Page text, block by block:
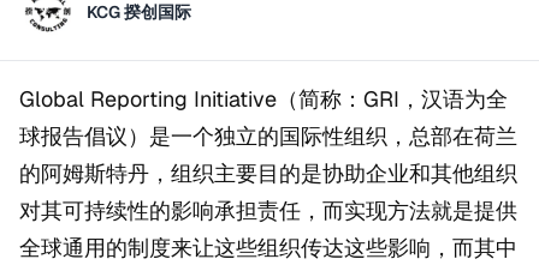
KCG 揆创国际
Global Reporting Initiative（简称：GRI，汉语为全
球报告倡议）是一个独立的国际性组织，总部在荷兰
的阿姆斯特丹，组织主要目的是协助企业和其他组织
对其可持续性的影响承担责任，而实现方法就是提供
全球通用的制度来让这些组织传达这些影响，而其中